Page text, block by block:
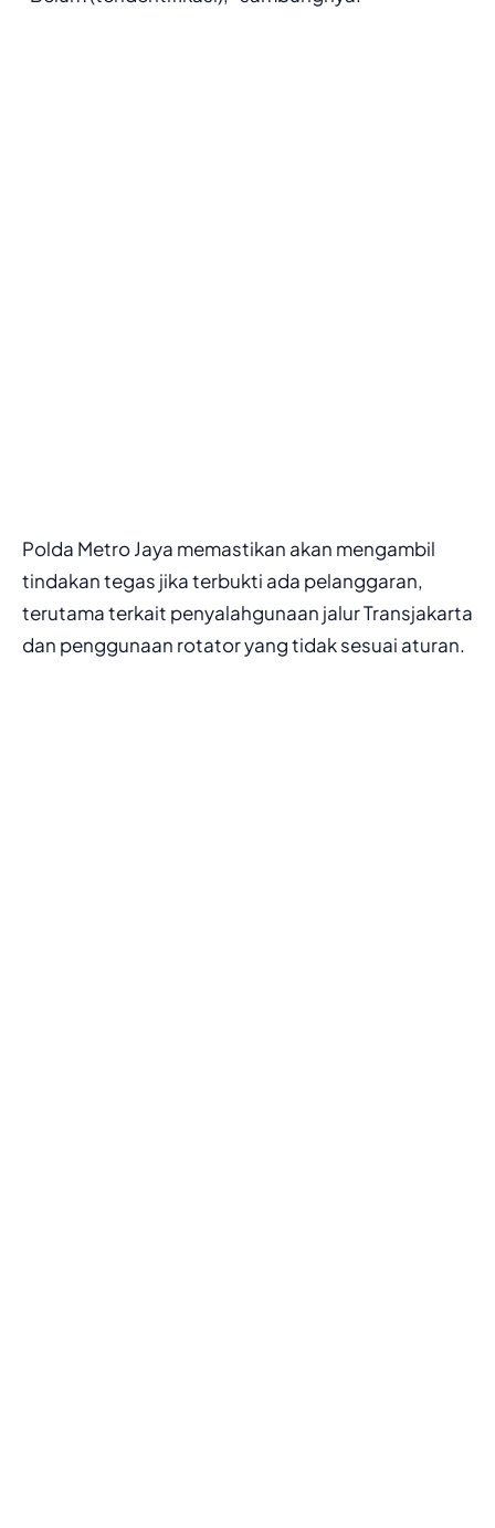
Polda Metro Jaya memastikan akan mengambil
tindakan tegas jika terbukti ada pelanggaran,
terutama terkait penyalahgunaan jalur Transjakarta
dan penggunaan rotator yang tidak sesuai aturan.